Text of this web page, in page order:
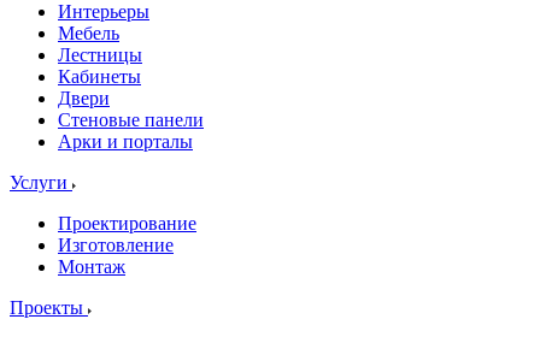
Интерьеры
Мебель
Лестницы
Кабинеты
Двери
Стеновые панели
Арки и порталы
Услуги
Проектирование
Изготовление
Монтаж
Проекты